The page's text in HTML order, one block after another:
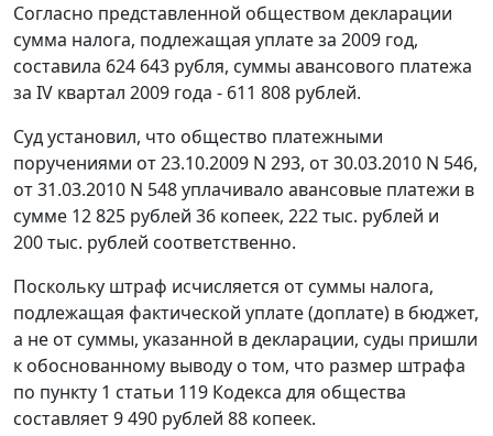
Согласно представленной обществом декларации
сумма налога, подлежащая уплате за 2009 год,
составила 624 643 рубля, суммы авансового платежа
за IV квартал 2009 года - 611 808 рублей.
Суд установил, что общество платежными
поручениями от 23.10.2009 N 293, от 30.03.2010 N 546,
от 31.03.2010 N 548 уплачивало авансовые платежи в
сумме 12 825 рублей 36 копеек, 222 тыс. рублей и
200 тыс. рублей соответственно.
Поскольку штраф исчисляется от суммы налога,
подлежащая фактической уплате (доплате) в бюджет,
а не от суммы, указанной в декларации, суды пришли
к обоснованному выводу о том, что размер штрафа
по пункту 1 статьи 119 Кодекса для общества
составляет 9 490 рублей 88 копеек.